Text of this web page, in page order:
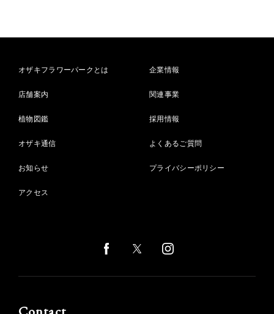
オザキフラワーパークとは
店舗案内
植物図鑑
オザキ通信
お知らせ
アクセス
企業情報
関連事業
採用情報
よくあるご質問
プライバシーポリシー